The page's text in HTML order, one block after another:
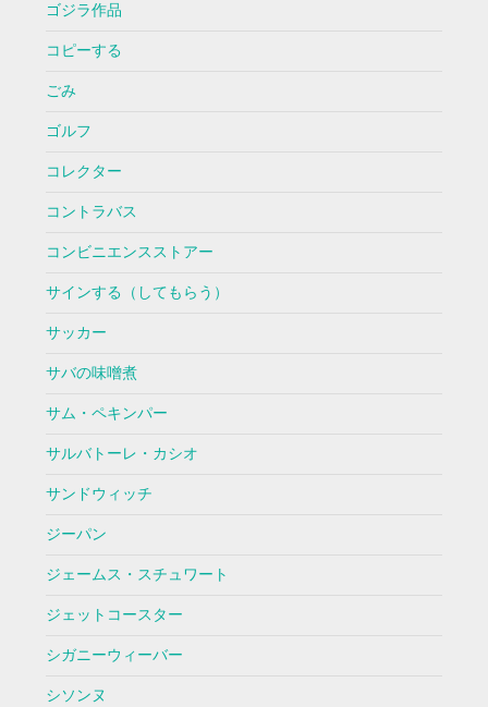
ゴジラ作品
コピーする
ごみ
ゴルフ
コレクター
コントラバス
コンビニエンスストアー
サインする（してもらう）
サッカー
サバの味噌煮
サム・ペキンパー
サルバトーレ・カシオ
サンドウィッチ
ジーパン
ジェームス・スチュワート
ジェットコースター
シガニーウィーバー
シソンヌ